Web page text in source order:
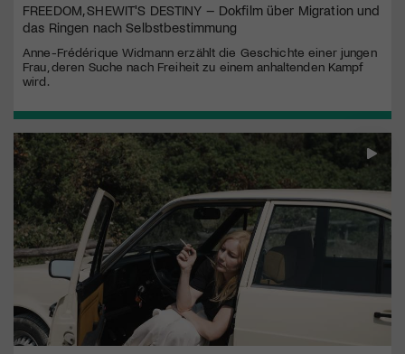
FREEDOM, SHEWIT'S DESTINY – Dokfilm über Migration und
das Ringen nach Selbstbestimmung
Anne-Frédérique Widmann erzählt die Geschichte einer jungen
Frau, deren Suche nach Freiheit zu einem anhaltenden Kampf
wird.